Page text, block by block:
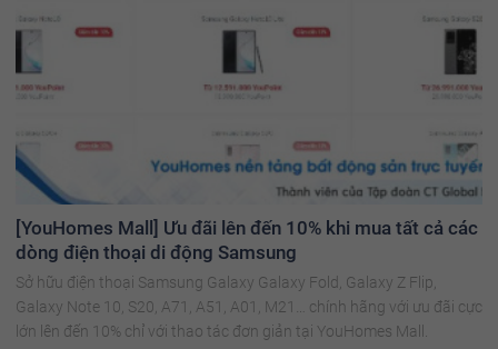
[YouHomes Mall] Ưu đãi lên đến 10% khi mua tất cả các
dòng điện thoại di động Samsung
Sở hữu điện thoại Samsung Galaxy Galaxy Fold, Galaxy Z Flip,
Galaxy Note 10, S20, A71, A51, A01, M21… chính hãng với ưu đãi cực
lớn lên đến 10% chỉ với thao tác đơn giản tại YouHomes Mall.